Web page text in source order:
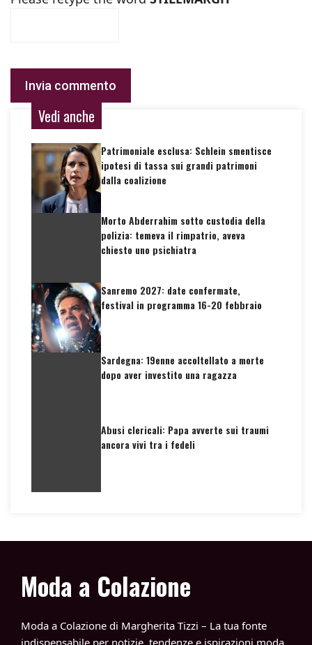
Vedi anche
Patrimoniale esclusa: Schlein smentisce
ipotesi di tassa sui grandi patrimoni
dalla coalizione
Morto Abderrahim sotto custodia della
polizia: temeva il rimpatrio, aveva
chiesto uno psichiatra
Sanremo 2027: date confermate,
festival in programma 16-20 febbraio
Sardegna: 19enne accoltellato a morte
dopo aver investito una ragazza
Abusi clericali: Papa avverte sui traumi
ancora vivi tra i fedeli
Moda a Colazione
Moda a Colazione di Margherita Tizzi – La tua fonte
indispensabile per notizie, tendenze e ispirazioni moda,